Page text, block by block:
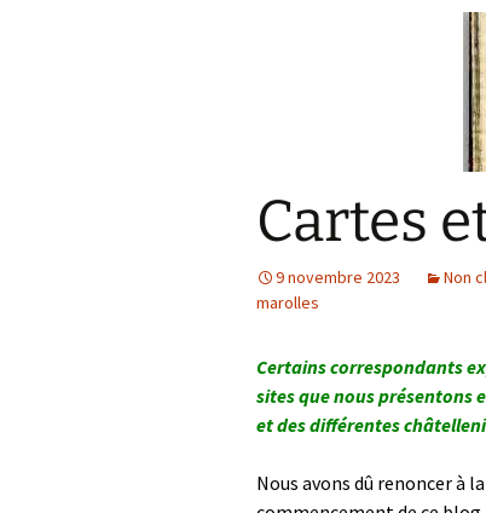
Cartes
9 novembre 2023 Non
marolles
Certains correspondants
sites que nous présentons
et des différentes
Nous avons dû renoncer à